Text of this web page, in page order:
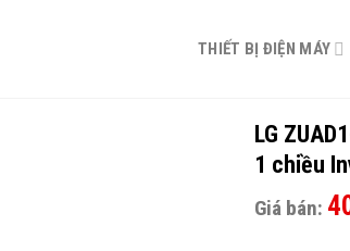
THIẾT BỊ ĐIỆN MÁY
LG
1 chiều
Giá bán: